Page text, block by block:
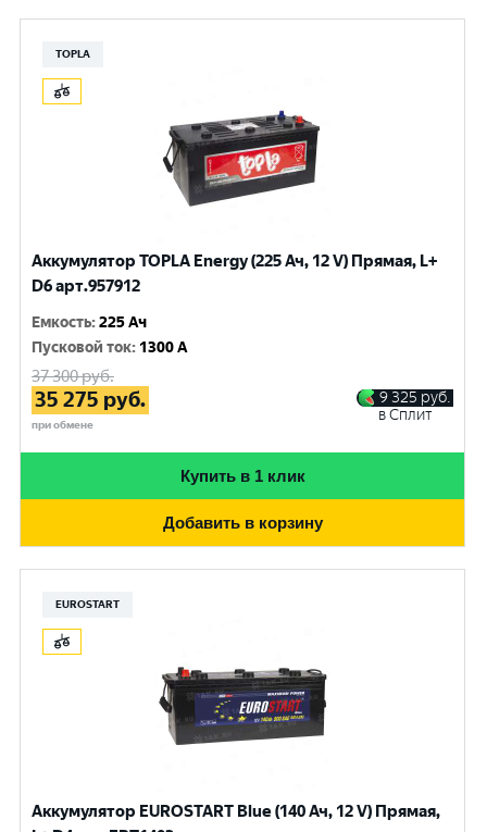
TOPLA
Аккумулятор TOPLA Energy (225 Ач, 12 V) Прямая, L+
D6 арт.957912
Емкость:225 Ач
Пусковой ток: 1300 A
37 300руб.
35 275 руб.
при обмене
9 325 руб.
в Сплит
Купить в 1 клик
Добавить в корзину
EUROSTART
Аккумулятор EUROSTART Blue (140 Ач, 12 V) Прямая,